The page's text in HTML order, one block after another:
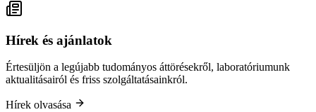
Hírek és ajánlatok
Értesüljön a legújabb tudományos áttörésekről, laboratóriumunk
aktualitásairól és friss szolgáltatásainkról.
Hírek olvasása